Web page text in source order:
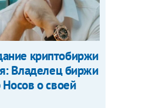
криптобиржи
Владелец биржи
о своей